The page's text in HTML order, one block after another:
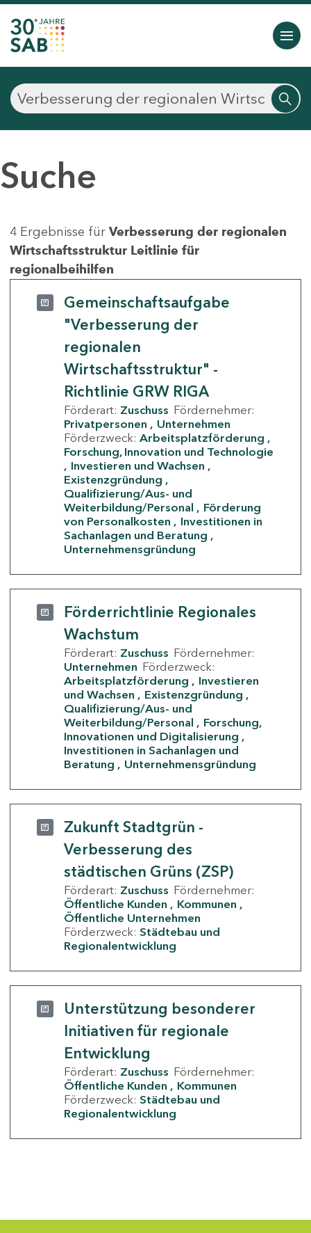
Suche
4 Ergebnisse für Verbesserung der regionalen
Wirtschaftsstruktur Leitlinie für
regionalbeihilfen
Gemeinschaftsaufgabe
"Verbesserung der
regionalen
Wirtschaftsstruktur" -
Richtlinie GRW RIGA
Förderart: Zuschuss Fördernehmer:
Privatpersonen
Unternehmen
Förderzweck: Arbeitsplatzförderung
Forschung, Innovation und Technologie
Investieren und Wachsen
Existenzgründung
Qualifizierung/Aus- und
Weiterbildung/Personal
Förderung
von Personalkosten
Investitionen in
Sachanlagen und Beratung
Unternehmensgründung
Förderrichtlinie Regionales
Wachstum
Förderart: Zuschuss Fördernehmer:
Unternehmen Förderzweck:
Arbeitsplatzförderung
Investieren
und Wachsen
Existenzgründung
Qualifizierung/Aus- und
Weiterbildung/Personal
Forschung,
Innovationen und Digitalisierung
Investitionen in Sachanlagen und
Beratung
Unternehmensgründung
Zukunft Stadtgrün -
Verbesserung des
städtischen Grüns (ZSP)
Förderart: Zuschuss Fördernehmer:
Öffentliche Kunden
Kommunen
Öffentliche Unternehmen
Förderzweck: Städtebau und
Regionalentwicklung
Unterstützung besonderer
Initiativen für regionale
Entwicklung
Förderart: Zuschuss Fördernehmer:
Öffentliche Kunden
Kommunen
Förderzweck: Städtebau und
Regionalentwicklung